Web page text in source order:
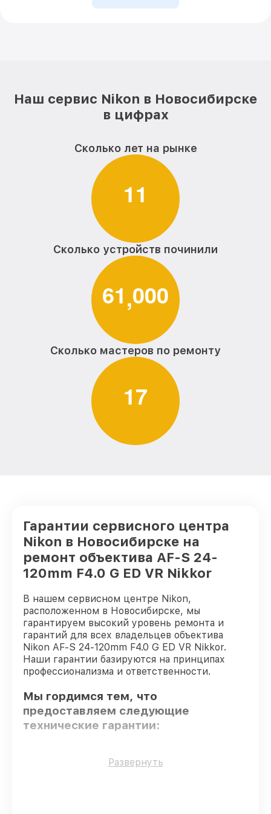
Наш сервис Nikon в Новосибирске
в цифрах
Сколько лет на рынке
11
Сколько устройств починили
61,000
Сколько мастеров по ремонту
17
Гарантии сервисного центра
Nikon в Новосибирске на
ремонт объектива AF-S 24-
120mm F4.0 G ED VR Nikkor
В нашем сервисном центре Nikon,
расположенном в Новосибирске, мы
гарантируем высокий уровень ремонта и
гарантий для всех владельцев объектива
Nikon AF-S 24-120mm F4.0 G ED VR Nikkor.
Наши гарантии базируются на принципах
профессионализма и ответственности.
Мы гордимся тем, что
предоставляем следующие
технические гарантии:
Использование оригинальных
Развернуть